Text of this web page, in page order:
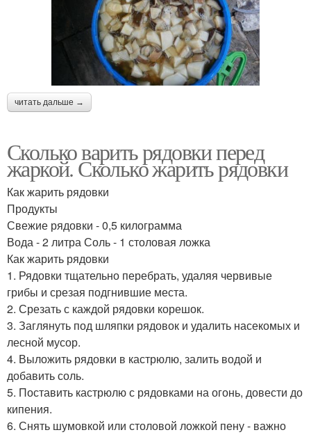
читать дальше →
Сколько варить рядовки перед
жаркой. Сколько жарить рядовки
Как жарить рядовки
Продукты
Свежие рядовки - 0,5 килограмма
Вода - 2 литра Соль - 1 столовая ложка
Как жарить рядовки
1. Рядовки тщательно перебрать, удаляя червивые
грибы и срезая подгнившие места.
2. Срезать с каждой рядовки корешок.
3. Заглянуть под шляпки рядовок и удалить насекомых и
лесной мусор.
4. Выложить рядовки в кастрюлю, залить водой и
добавить соль.
5. Поставить кастрюлю с рядовками на огонь, довести до
кипения.
6. Снять шумовкой или столовой ложкой пену - важно